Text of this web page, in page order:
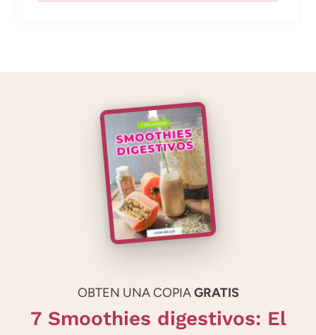
OBTEN UNA COPIAGRATIS
7 Smoothies digestivos: El